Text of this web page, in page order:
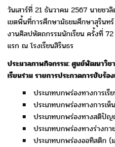
วันเสาร์ที่ 21 ธันวาคม 2567 นายชว
เขตพื้นที่การศึกษามัธยมศึกษาสุรินท
งานศิลปหัตถกรรมนักเรียนครั้งที่
แรก ณ โรงเรียนสิรินธร
ประมวลภาพกิจกรรม: ศูนย์พัฒนาวิช
เรียนร่วมรายการประกวดการขับร้อ
ประเภทบกพร่องทางการเ
ประเภทบกพร่องทางการเ
ประเภทบกพร่องทางสติปั
ประเภทบกพร่องทางร่างก
ประเภทบกพร่องออทิสติก (